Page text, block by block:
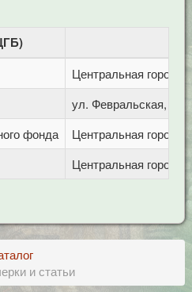
Центральная
ул. Февральская, 283
фонда
Центральная
Центральная
и статьи